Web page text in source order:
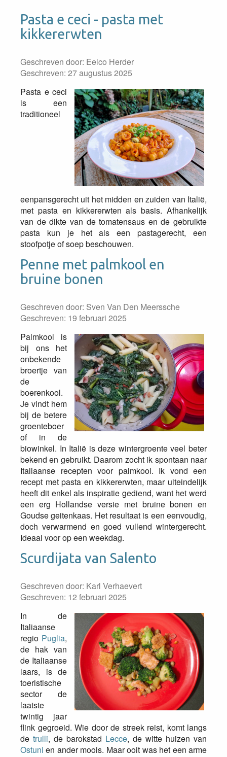
Pasta e ceci - pasta met
kikkererwten
Geschreven door: Eelco Herder
Geschreven: 27 augustus 2025
Pasta e ceci
is een
traditioneel
eenpansgerecht uit het midden en zuiden van Italië,
met pasta en kikkererwten als basis. Afhankelijk
van de dikte van de tomatensaus en de gebruikte
pasta kun je het als een pastagerecht, een
stoofpotje of soep beschouwen.
Penne met palmkool en
bruine bonen
Geschreven door: Sven Van Den Meerssche
Geschreven: 19 februari 2025
Palmkool is
bij ons het
onbekende
broertje van
de
boerenkool.
Je vindt hem
bij de betere
groenteboer
of in de
biowinkel. In Italië is deze wintergroente veel beter
bekend en gebruikt. Daarom zocht ik spontaan naar
Italiaanse recepten voor palmkool. Ik vond een
recept met pasta en kikkererwten, maar uiteindelijk
heeft dit enkel als inspiratie gediend, want het werd
een erg Hollandse versie met bruine bonen en
Goudse geitenkaas. Het resultaat is een eenvoudig,
doch verwarmend en goed vullend wintergerecht.
Ideaal voor op een weekdag.
Scurdijata van Salento
Geschreven door: Karl Verhaevert
Geschreven: 12 februari 2025
In de
Italiaanse
regio Puglia,
de hak van
de Italiaanse
laars, is de
toeristische
sector de
laatste
twintig jaar
flink gegroeid. Wie door de streek reist, komt langs
de trulli, de barokstad Lecce, de witte huizen van
Ostuni en ander moois. Maar ooit was het een arme